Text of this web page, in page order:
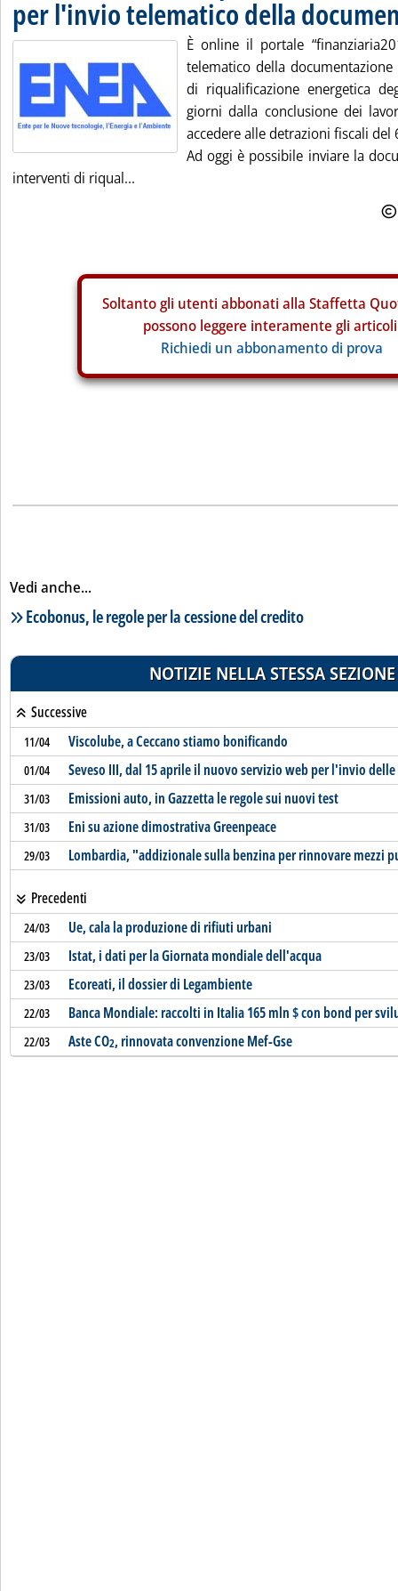
per l'invio telematico della
È online il portale
telematico della
di riqualificazione energetica
giorni dalla conclusione dei
accedere alle detrazioni fiscali del
Ad oggi è possibile inviare la
interventi di riqual...
Soltanto gli utenti abbonati alla Staffetta
possono leggere interamente gli
Richiedi un abbonamento di prova
Vedi anche...
Lista notizie correlate
Ecobonus, le regole per la cessione del credito
NOTIZIE NELLA STESSA SEZIONE
Successive
11/04 Viscolube, a Ceccano stiamo bonificando
01/04 Seveso III, dal 15 aprile il nuovo servizio web per l'invio
31/03 Emissioni auto, in Gazzetta le regole sui nuovi test
31/03 Eni su azione dimostrativa Greenpeace
29/03 Lombardia, "addizionale sulla benzina per rinnovare mezzi
Precedenti
24/03 Ue, cala la produzione di rifiuti urbani
23/03 Istat, i dati per la Giornata mondiale dell'acqua
23/03 Ecoreati, il dossier di Legambiente
22/03 Banca Mondiale: raccolti in Italia 165 mln $ con bond per
22/03 Aste CO2, rinnovata convenzione Mef-Gse